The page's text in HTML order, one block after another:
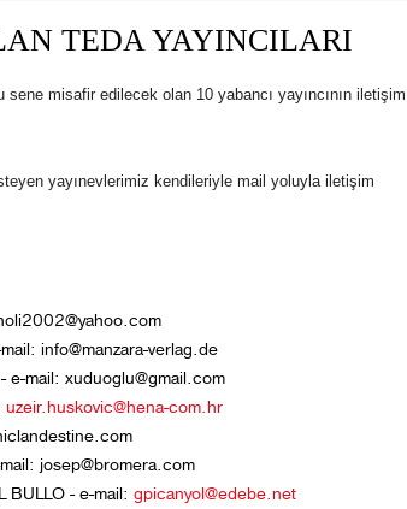
TEDA YAYINCILARI
misafir edilecek olan 10 yabancı yayıncının iletişim
yayınevlerimiz kendileriyle mail yoluyla iletişim
info@manzara-verlag.de
e-mail: xuduoglu@gmail.com
uzeir.huskovic@hena-com.hr
josep@bromera.com
BULLO - e-mail: gpicanyol@edebe.net